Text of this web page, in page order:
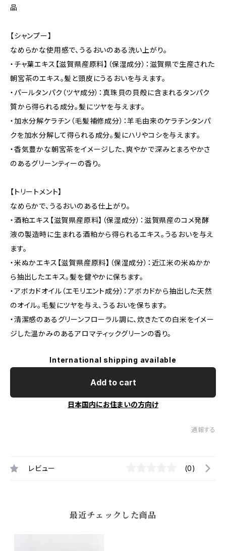
品
【シャンプー】
なめらかな使用感で、うるおいのある洗い上がり。
・チャ葉エキス【滋賀県産原料】（保湿成分）：滋賀県で生産された
朝宮茶のエキス。髪と頭皮にうるおいを与えます。
・パールタンパク（ツヤ成分）：真珠貝の貝殻に含まれるタンパク
質から得られる成分。髪にツヤを与えます。
・加水分解ケラチン（毛髪補修成分）：羊毛由来のケラチンタンパ
クを加水分解して得られる成分。髪にハリやコシを与えます。
・香気豊かな朝宮茶をイメージした、爽やかで深みとまろやかさ
のあるグリーンティーの香り。
【トリートメント】
なめらかで、うるおいのある仕上がり。
・酒粕エキス【滋賀県産原料】（保湿成分）：滋賀県産のコメ発酵
液の製造時に生まれる酒粕から得られるエキス。うるおいを与え
ます。
・米ぬかエキス【滋賀県産原料】（保湿成分）：近江米の米ぬかか
ら抽出したエキス。髪を健やかに保ちます。
・アボカドオイル（エモリエント成分）：アボカドから抽出した天然
のオイル。毛髪にツヤを与え、うるおいを保ちます。
・清潔感のあるグリーンフローラル調に、炊きたての白米をイメー
ジした温かみのあるアロマティックグリーンの香り。
International shipping available
Add to cart
日本国内にお住まいの方向け
通報する
レビュー (0)
最近チェックした商品